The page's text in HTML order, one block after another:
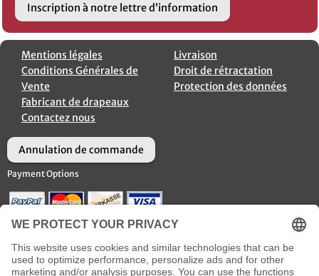
Inscription à notre lettre d’information
Mentions légales
Conditions Générales de
Vente
Fabricant de drapeaux
Contactez nous
Livraison
Droit de rétractation
Protection des données
Annulation de commande
Payment Options